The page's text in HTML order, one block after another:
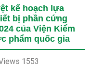
kế hoạch lựa
bị phần cứng
của Viện Kiểm
phẩm quốc gia
1553